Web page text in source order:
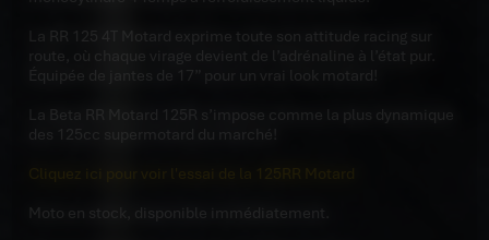
La RR 125 4T Motard exprime toute son attitude racing sur
Équipée de jantes de 17” pour un vrai look motard!
La Beta RR Motard 125R s’impose comme la plus dynamique
Moto en stock, disponible immédiatement.